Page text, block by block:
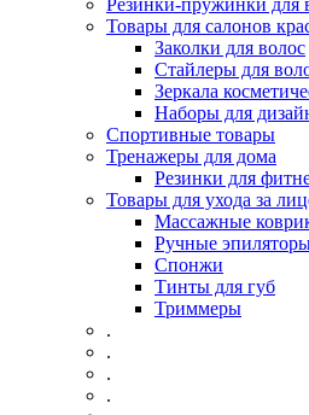
Резинки-пружинки для
Товары для салонов
Заколки для волос
Стайлеры для
Зеркала
Наборы для
Спортивные товары
Тренажеры для дома
Резинки для
Товары для ухода за
Массажные
Ручные
Спонжи
Тинты для губ
Триммеры
.
.
.
.